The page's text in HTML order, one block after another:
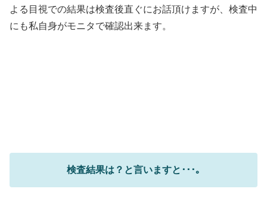
よる目視での結果は検査後直ぐにお話頂けますが、検査中
にも私自身がモニタで確認出来ます。
検査結果は？と言いますと･･･｡